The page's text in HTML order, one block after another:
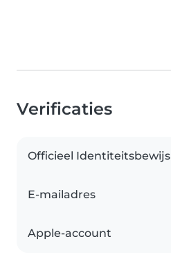
Verificaties
Officieel Identiteitsbewijs
E-mailadres
Apple-account